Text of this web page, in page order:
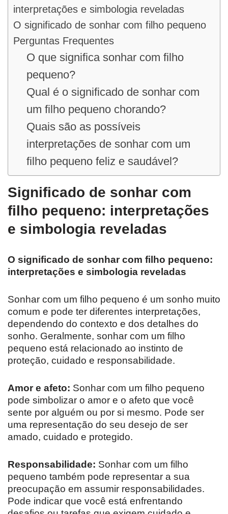
interpretações e simbologia reveladas
O significado de sonhar com filho pequeno
Perguntas Frequentes
O que significa sonhar com filho
pequeno?
Qual é o significado de sonhar com
um filho pequeno chorando?
Quais são as possíveis
interpretações de sonhar com um
filho pequeno feliz e saudável?
Significado de sonhar com
filho pequeno: interpretações
e simbologia reveladas
O significado de sonhar com filho pequeno:
interpretações e simbologia reveladas
Sonhar com um filho pequeno é um sonho muito
comum e pode ter diferentes interpretações,
dependendo do contexto e dos detalhes do
sonho. Geralmente, sonhar com um filho
pequeno está relacionado ao instinto de
proteção, cuidado e responsabilidade.
Amor e afeto: Sonhar com um filho pequeno
pode simbolizar o amor e o afeto que você
sente por alguém ou por si mesmo. Pode ser
uma representação do seu desejo de ser
amado, cuidado e protegido.
Responsabilidade: Sonhar com um filho
pequeno também pode representar a sua
preocupação em assumir responsabilidades.
Pode indicar que você está enfrentando